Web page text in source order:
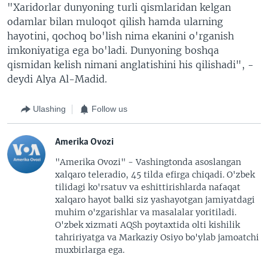
"Xaridorlar dunyoning turli qismlaridan kelgan
odamlar bilan muloqot qilish hamda ularning
hayotini, qochoq bo'lish nima ekanini o'rganish
imkoniyatiga ega bo'ladi. Dunyoning boshqa
qismidan kelish nimani anglatishini his qilishadi", -
deydi Alya Al-Madid.
Ulashing Follow us
Amerika Ovozi
"Amerika Ovozi" - Vashingtonda asoslangan
xalqaro teleradio, 45 tilda efirga chiqadi. O'zbek
tilidagi ko'rsatuv va eshittirishlarda nafaqat
xalqaro hayot balki siz yashayotgan jamiyatdagi
muhim o'zgarishlar va masalalar yoritiladi.
O'zbek xizmati AQSh poytaxtida olti kishilik
tahririyatga va Markaziy Osiyo bo'ylab jamoatchi
muxbirlarga ega.